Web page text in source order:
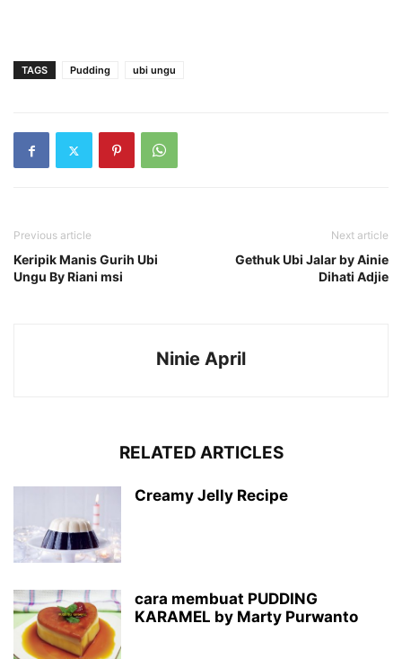
TAGS Pudding ubi ungu
Previous article
Keripik Manis Gurih Ubi
Ungu By Riani msi
Next article
Gethuk Ubi Jalar by Ainie
Dihati Adjie
Ninie April
RELATED ARTICLES
Creamy Jelly Recipe
cara membuat PUDDING
KARAMEL by Marty Purwanto